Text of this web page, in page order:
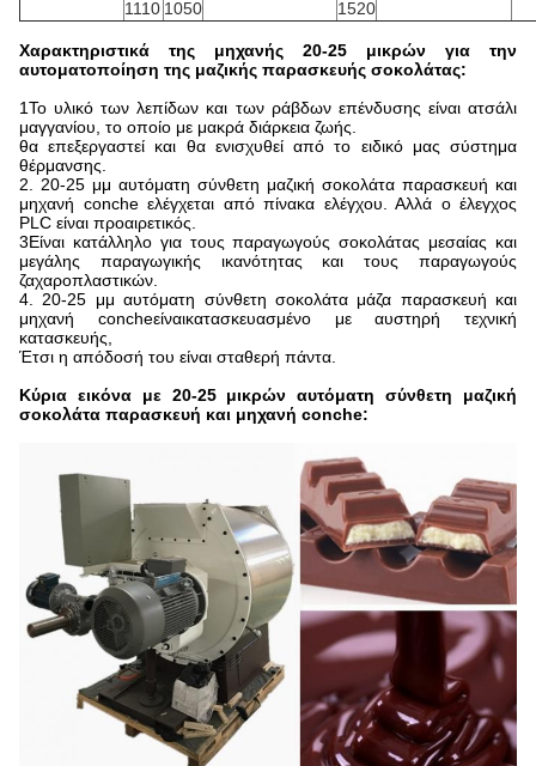
1110 1050
1520
Χαρακτηριστικά της μηχανής 20-25 μικρών για την
αυτοματοποίηση της μαζικής παρασκευής σοκολάτας:
1Το υλικό των λεπίδων και των ράβδων επένδυσης είναι ατσάλι
μαγγανίου, το οποίο με μακρά διάρκεια ζωής.
θα επεξεργαστεί και θα ενισχυθεί από το ειδικό μας σύστημα
θέρμανσης.
2. 20-25 μμ αυτόματη σύνθετη μαζική σοκολάτα παρασκευή και
μηχανή conche ελέγχεται από πίνακα ελέγχου. Αλλά ο έλεγχος
PLC είναι προαιρετικός.
3Είναι κατάλληλο για τους παραγωγούς σοκολάτας μεσαίας και
μεγάλης παραγωγικής ικανότητας και τους παραγωγούς
ζαχαροπλαστικών.
4. 20-25 μμ αυτόματη σύνθετη σοκολάτα μάζα παρασκευή και
μηχανή concheείναικατασκευασμένο με αυστηρή τεχνική
κατασκευής,
Έτσι η απόδοσή του είναι σταθερή πάντα.
Κύρια εικόνα με 20-25 μικρών αυτόματη σύνθετη μαζική
σοκολάτα παρασκευή και μηχανή conche: